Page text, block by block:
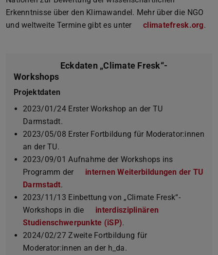
Erkenntnisse über den Klimawandel. Mehr über die NGO
und weltweite Termine gibt es unter
climatefresk.org.
Eckdaten „Climate Fresk“-
Workshops
Projektdaten
2023/01/24 Erster Workshop an der TU
Darmstadt.
2023/05/08 Erster Fortbildung für Moderator:innen
an der TU.
2023/09/01 Aufnahme der Workshops ins
Programm der
internen Weiterbildungen der TU
Darmstadt(wird in neuem Tab geöffnet)
.
2023/11/13 Einbettung von „Climate Fresk“-
Workshops in die
interdisziplinären
Studienschwerpunkte (iSP)(wird in neuem Tab
.
2024/02/27 Zweite Fortbildung für
Moderator:innen an der h_da.